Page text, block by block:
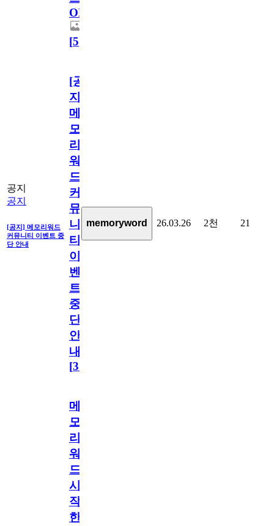
OPEN!
[5]
공지
공지
[공지] 메모리워드
커뮤니티 이벤트 중
단 안내
[공
지]
메
모
리
워
드
커
뮤
니
티
이
벤
트
중
단
안
내
[31
memoryword 26.03.26 2천 21
메
모
리
워
드
시
작
한